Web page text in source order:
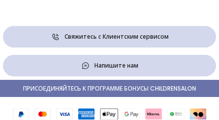
Свяжитесь с Клиентским сервисом
Напишите нам
ПРИСОЕДИНЯЙТЕСЬ К ПРОГРАММЕ БОНУСЫ CHILDRENSALON